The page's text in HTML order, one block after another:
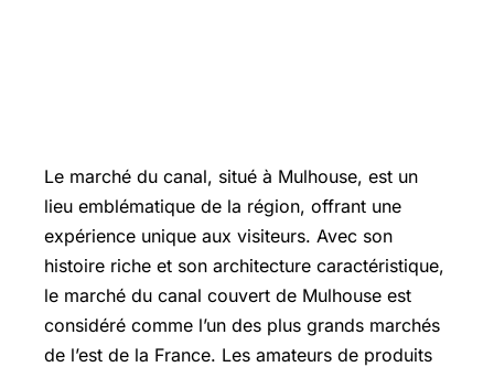
Le marché du canal, situé à Mulhouse, est un
lieu emblématique de la région, offrant une
expérience unique aux visiteurs. Avec son
histoire riche et son architecture caractéristique,
le marché du canal couvert de Mulhouse est
considéré comme l’un des plus grands marchés
de l’est de la France. Les amateurs de produits